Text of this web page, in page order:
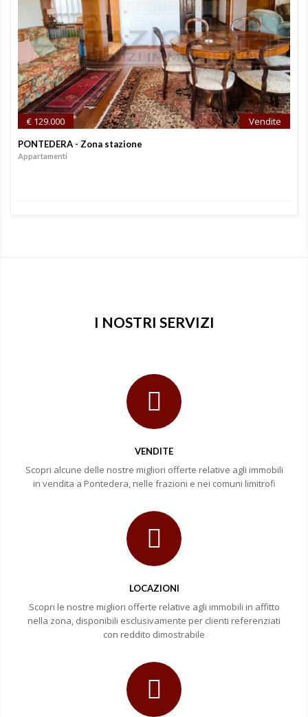
€ 129.000 Vendite
PONTEDERA - Zona stazione
Appartamenti
I NOSTRI SERVIZI
VENDITE
Scopri alcune delle nostre migliori offerte relative agli immobili
in vendita a Pontedera, nelle frazioni e nei comuni limitrofi
LOCAZIONI
Scopri le nostre migliori offerte relative agli immobili in affitto
nella zona, disponibili esclusivamente per clienti referenziati
con reddito dimostrabile